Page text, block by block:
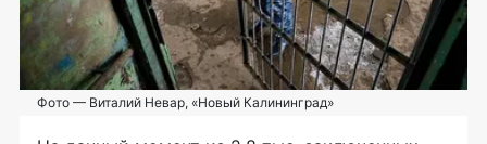
Фото — Виталий Невар, «Новый Калининград»